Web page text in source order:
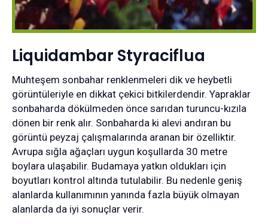
Liquidambar Styraciflua
Muhteşem sonbahar renklenmeleri dik ve heybetli
görüntüleriyle en dikkat çekici bitkilerdendir. Yapraklar
sonbaharda dökülmeden önce sarıdan turuncu-kızıla
dönen bir renk alır. Sonbaharda ki alevi andıran bu
görüntü peyzaj çalışmalarında aranan bir özelliktir.
Avrupa sığla ağaçları uygun koşullarda 30 metre
boylara ulaşabilir. Budamaya yatkın oldukları için
boyutları kontrol altında tutulabilir. Bu nedenle geniş
alanlarda kullanımının yanında fazla büyük olmayan
alanlarda da iyi sonuçlar verir.